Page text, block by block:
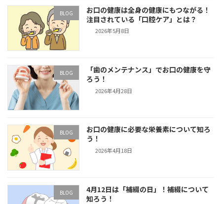
BLOG
お口の健康は全身の健康にもつながる！
注目されている「口腔ケア」とは？
2026年5月8日
BLOG
「歯のメンテナンス」でお口の健康を守
ろう！
2026年4月28日
BLOG
お口の健康に必要な栄養素について知ろ
う！
2026年4月18日
BLOG
4月12日は「補綴の日」！補綴について
知ろう！